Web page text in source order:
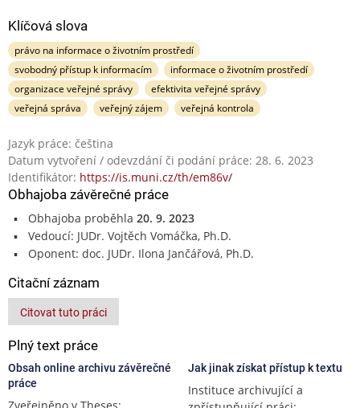
Klíčová slova
právo na informace o životním prostředí
svobodný přístup k informacím
informace o životním prostředí
organizace veřejné správy
efektivita veřejné správy
veřejná správa
veřejný zájem veřejná kontrola
Jazyk práce: čeština
Datum vytvoření / odevzdání či podání práce: 28. 6. 2023
Identifikátor: https://is.muni.cz/th/em86v/
Obhajoba závěrečné práce
Obhajoba proběhla 20. 9. 2023
Vedoucí: JUDr. Vojtěch Vomáčka, Ph.D.
Oponent: doc. JUDr. Ilona Jančářová, Ph.D.
Citační záznam
Citovat tuto práci
Plný text práce
Obsah online archivu závěrečné
práce
Zveřejněno v Theses:
Jak jinak získat přístup k textu
Instituce archivující a